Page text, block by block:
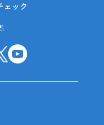
ェック